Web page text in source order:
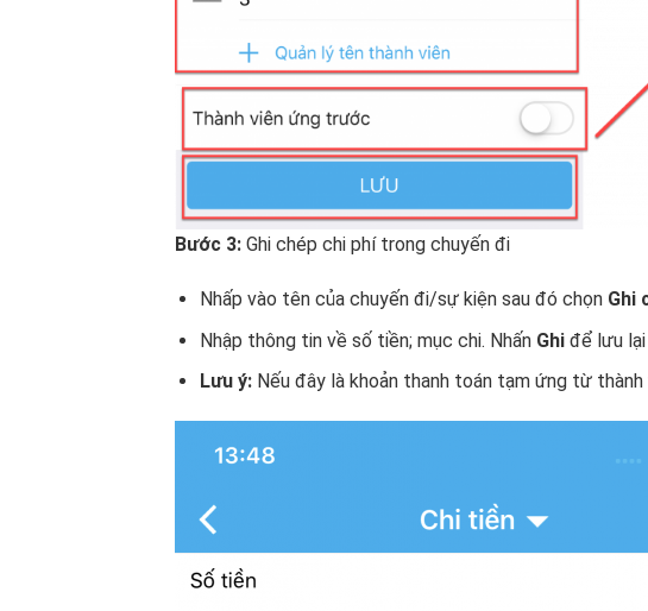
Bước 3: Ghi chép chi phí trong chuyến đi
Nhấp vào tên của chuyến đi/sự kiện sau đó chọn Ghi
Nhập thông tin về số tiền; mục chi. Nhấn Ghi để lưu
Lưu ý:Nếu đây là khoản thanh toán tạm ứng từ thành